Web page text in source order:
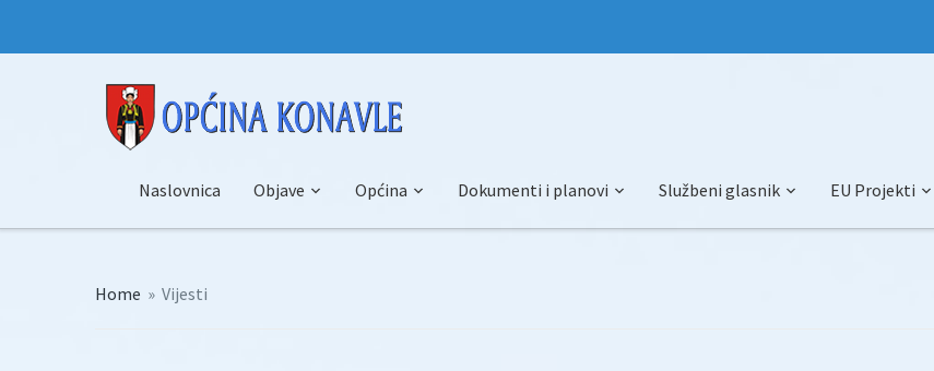
Naslovnica Objave Općina Dokumenti i planovi Službeni glasnik EU Projekti
Home » Vijesti